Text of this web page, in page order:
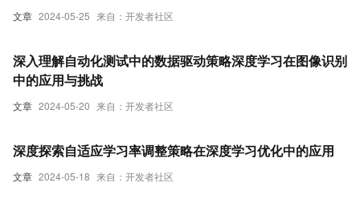
文章 2024-05-25 来自：开发者社区
文章 2024-05-20 来自：开发者社区
深入理解自动化测试中的数据驱动策略深度学习在图像识别
中的应用与挑战
文章 2024-05-18 来自：开发者社区
深度探索自适应学习率调整策略在深度学习优化中的应用